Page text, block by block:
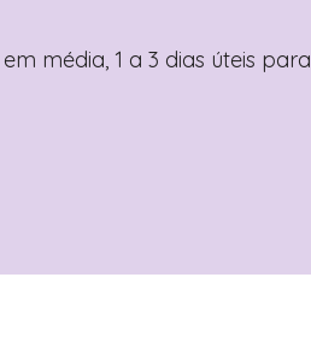
média, 1 a 3 dias úteis para